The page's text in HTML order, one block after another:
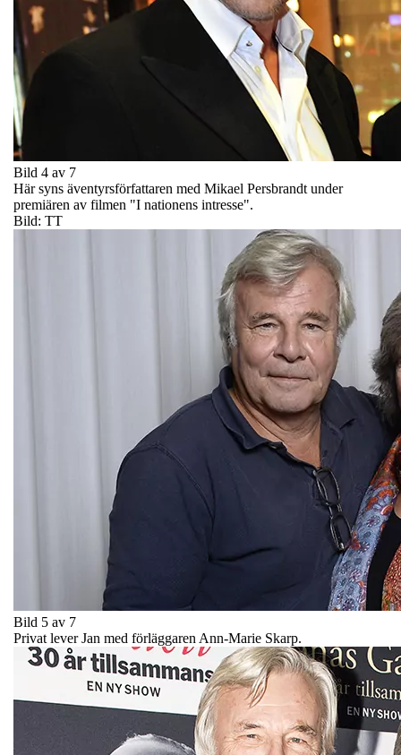
Bild 4 av 7
Här syns äventyrsförfattaren med Mikael Persbrandt under
premiären av filmen "I nationens intresse".
Bild: TT
Bild 5 av 7
Privat lever Jan med förläggaren Ann-Marie Skarp.